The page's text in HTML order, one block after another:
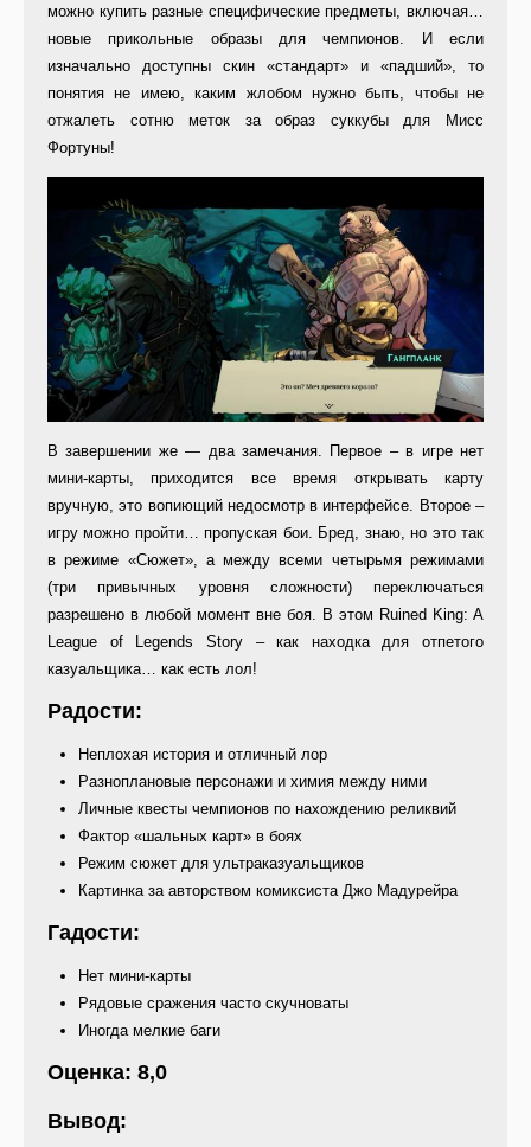
можно купить разные специфические предметы, включая…
новые прикольные образы для чемпионов. И если
изначально доступны скин «стандарт» и «падший», то
понятия не имею, каким жлобом нужно быть, чтобы не
отжалеть сотню меток за образ суккубы для Мисс
Фортуны!
В завершении же — два замечания. Первое – в игре нет
мини-карты, приходится все время открывать карту
вручную, это вопиющий недосмотр в интерфейсе. Второе –
игру можно пройти… пропуская бои. Бред, знаю, но это так
в режиме «Сюжет», а между всеми четырьмя режимами
(три привычных уровня сложности) переключаться
разрешено в любой момент вне боя. В этом Ruined King: A
League of Legends Story – как находка для отпетого
казуальщика… как есть лол!
Радости:
Неплохая история и отличный лор
Разноплановые персонажи и химия между ними
Личные квесты чемпионов по нахождению реликвий
Фактор «шальных карт» в боях
Режим сюжет для ультраказуальщиков
Картинка за авторством комиксиста Джо Мадурейра
Гадости:
Нет мини-карты
Рядовые сражения часто скучноваты
Иногда мелкие баги
Оценка: 8,0
Вывод: